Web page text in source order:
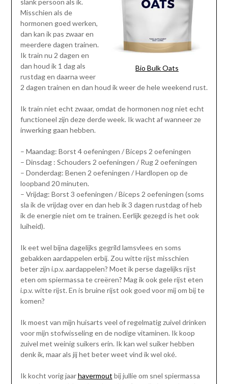
Bio Bulk Oats
slank persoon als ik.
Misschien als de
hormonen goed werken,
dan kan ik pas zwaar en
meerdere dagen trainen.
Ik train nu 2 dagen en
dan houd ik 1 dag als
rustdag en daarna weer
2 dagen trainen en dan houd ik weer de hele weekend rust.
Ik train niet echt zwaar, omdat de hormonen nog niet echt
functioneel zijn deze derde week. Ik wacht af wanneer ze
inwerking gaan hebben.
– Maandag: Borst 4 oefeningen / Biceps 2 oefeningen
– Dinsdag : Schouders 2 oefeningen / Rug 2 oefeningen
– Donderdag: Benen 2 oefeningen / Hardlopen op de
loopband 20 minuten.
– Vrijdag: Borst 3 oefeningen / Biceps 2 oefeningen (soms
sla ik de vrijdag over en dan heb ik 3 dagen rustdag of heb
ik de energie niet om te trainen. Eerlijk gezegd is het ook
luiheid).
Ik eet wel bijna dagelijks gegrild lamsvlees en soms
gebakken aardappelen erbij. Zou witte rijst misschien
beter zijn i.p.v. aardappelen? Moet ik perse dagelijks rijst
eten om spiermassa te creëren? Mag ik ook gele rijst eten
i.p.v. witte rijst. En is bruine rijst ook goed voor mij om bij te
komen?
Ik moest van mijn huisarts veel of regelmatig zuivel drinken
voor mijn stofwisseling en de nodige vitaminen. Ik koop
zuivel met weinig suikers erin. Ik kan wel suiker hebben
denk ik, maar als jij het beter weet vind ik wel oké.
Ik kocht vorig jaarhavermout bij jullie om snel spiermassa